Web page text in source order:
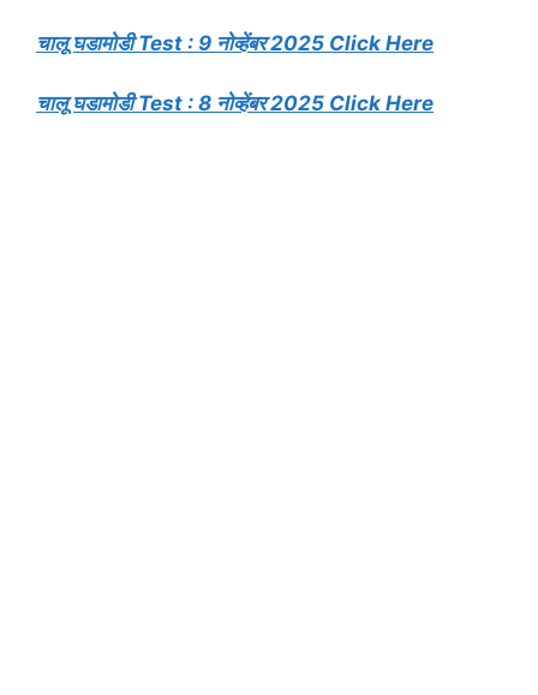
चालू घडामोडी Test : 9 नोव्हेंबर 2025 Click Here
चालू घडामोडी Test : 8 नोव्हेंबर 2025 Click Here